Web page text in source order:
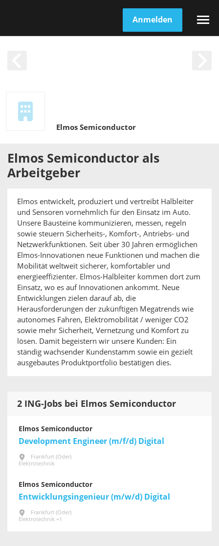
Anmelden
Elmos Semiconductor
Elmos Semiconductor als
Arbeitgeber
Elmos entwickelt, produziert und vertreibt Halbleiter
und Sensoren vornehmlich für den Einsatz im Auto.
Unsere Bausteine kommunizieren, messen, regeln
sowie steuern Sicherheits-, Komfort-, Antriebs- und
Netzwerkfunktionen. Seit über 30 Jahren ermöglichen
Elmos-Innovationen neue Funktionen und machen die
Mobilität weltweit sicherer, komfortabler und
energieeffizienter. Elmos-Halbleiter kommen dort zum
Einsatz, wo es auf Innovationen ankommt. Neue
Entwicklungen zielen darauf ab, die
Herausforderungen der zukünftigen Megatrends wie
autonomes Fahren, Elektromobilität / weniger CO2
sowie mehr Sicherheit, Vernetzung und Komfort zu
lösen. Damit begeistern wir unsere Kunden: Ein
ständig wachsender Kundenstamm sowie ein gezielt
ausgebautes Produktportfolio bestätigen dies.
2 ING-Jobs bei Elmos Semiconductor
Elmos Semiconductor
Development Engineer (m/f/d) Digital
Frankfurt (Oder)
Elektrotechnik
Elmos Semiconductor
Entwicklungsingenieur (m/w/d) Digital
Frankfurt (Oder)
Elektrotechnik +1